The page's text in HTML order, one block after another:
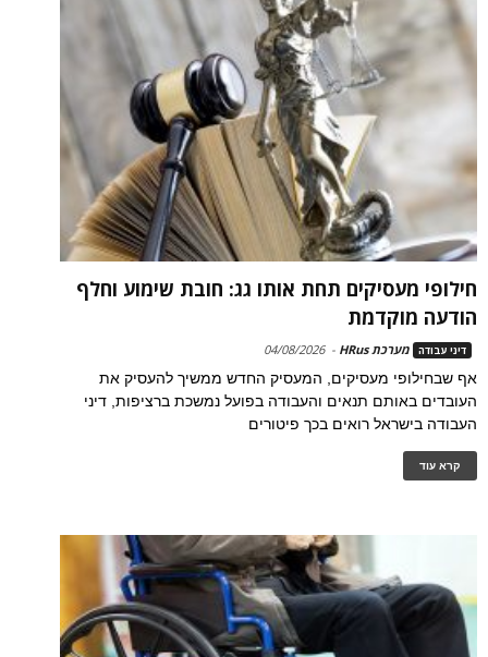
חילופי מעסיקים תחת אותו גג: חובת שימוע וחלף
הודעה מוקדמת
דיני עבודה מערכת HRus -
04/08/2026
אף שבחילופי מעסיקים, המעסיק החדש ממשיך להעסיק את
העובדים באותם תנאים והעבודה בפועל נמשכת ברציפות, דיני
העבודה בישראל רואים בכך פיטורים
קרא עוד